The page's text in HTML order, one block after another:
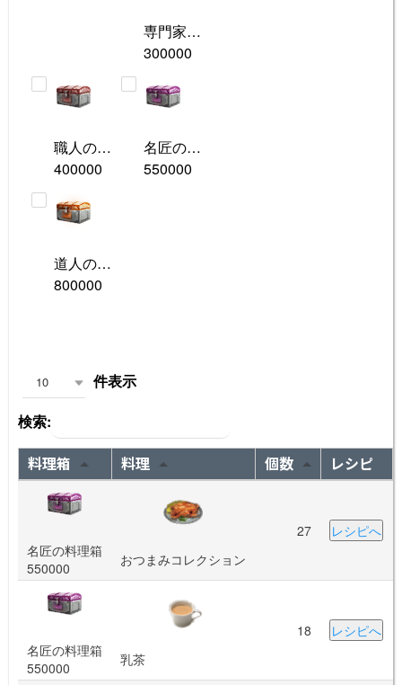
専門家の料理箱
300000
職人の料理箱
400000
名匠の料理箱
550000
道人の料理箱
800000
10
件表示
検索:
料理箱 料理 個数 レシピ
名匠の料理箱
550000
おつまみコレクション
27 レシピへ
名匠の料理箱
550000
乳茶
18 レシピへ